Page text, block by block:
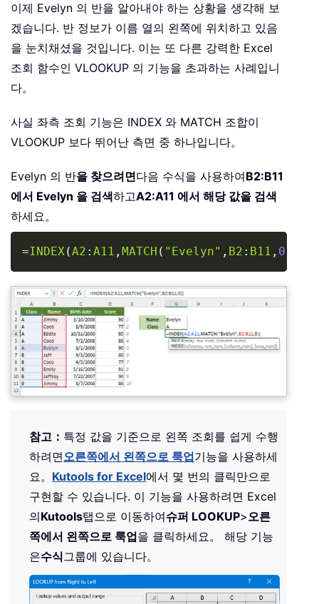
이제 Evelyn 의 반을 알아내야 하는 상황을 생각해 보
겠습니다. 반 정보가 이름 열의 왼쪽에 위치하고 있음
을 눈치채셨을 것입니다. 이는 또 다른 강력한 Excel
조회 함수인 VLOOKUP 의 기능을 초과하는 사례입니
다。
사실 좌측 조회 기능은 INDEX 와 MATCH 조합이
VLOOKUP 보다 뛰어난 측면 중 하나입니다。
Evelyn 의 반을 찾으려면다음 수식을 사용하여B2:B11
에서 Evelyn 을 검색하고A2:A11 에서 해당 값을 검색
하세요。
=INDEX(A2 : A11 , MATCH ( "Evelyn" , B2 : B11 , 0
Copy
참고： 특정 값을 기준으로 왼쪽 조회를 쉽게 수행
하려면오른쪽에서 왼쪽으로 룩업기능을 사용하세
요。 Kutools for Excel에서 몇 번의 클릭만으로
구현할 수 있습니다. 이 기능을 사용하려면 Excel
의Kutools탭으로 이동하여슈퍼 LOOKUP>오른
쪽에서 왼쪽으로 룩업을 클릭하세요。 해당 기능
은수식그룹에 있습니다。